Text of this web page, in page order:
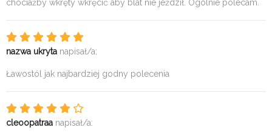
chociażby wkręty wkręcić aby blat nie jeździł. Ogólnie polecam.
nazwa ukryta napisał/a:
Ławostól jak najbardziej godny polecenia
cleoopatraa napisał/a: